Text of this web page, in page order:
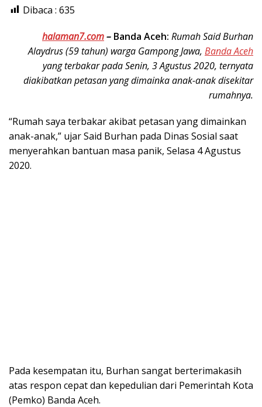
Dibaca : 635
halaman7.com– Banda Aceh: Rumah Said Burhan
Alaydrus (59 tahun) warga Gampong Jawa, Banda Aceh
yang terbakar pada Senin, 3 Agustus 2020, ternyata
diakibatkan petasan yang dimainka anak-anak disekitar
rumahnya.
“Rumah saya terbakar akibat petasan yang dimainkan
anak-anak,” ujar Said Burhan pada Dinas Sosial saat
menyerahkan bantuan masa panik, Selasa 4 Agustus
2020.
Pada kesempatan itu, Burhan sangat berterimakasih
atas respon cepat dan kepedulian dari Pemerintah Kota
(Pemko) Banda Aceh.